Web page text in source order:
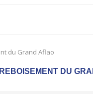
du Grand Aflao
REBOISEMENT DU